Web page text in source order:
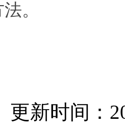
。
更新时间：